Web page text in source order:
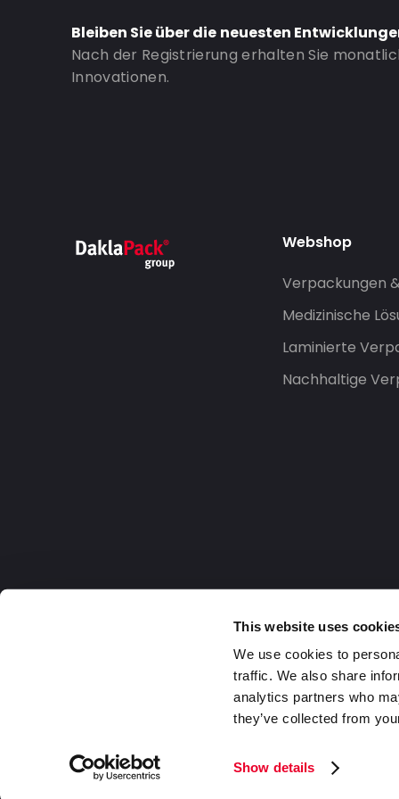
This website uses
We use cookies to
traffic. We also share
analytics partners who
they’ve collected from
Show details
Bestell-ID: 883Bleiben Sie über die neuesten
Nach der Registrierung erhalten Sie
Innovationen.
Webshop
Verpackungen
Medizinische
Laminierte
Nachhaltige
2026 DaklaPack Group. Alle Rechte